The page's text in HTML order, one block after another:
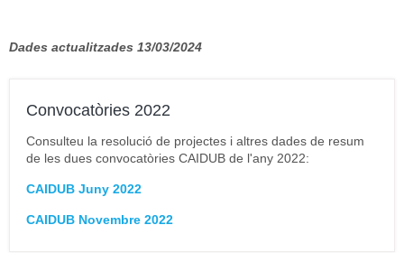
Dades actualitzades 13/03/2024
Convocatòries 2022
Consulteu la resolució de projectes i altres dades de resum
de les dues convocatòries CAIDUB de l'any 2022:
CAIDUB Juny 2022
CAIDUB Novembre 2022